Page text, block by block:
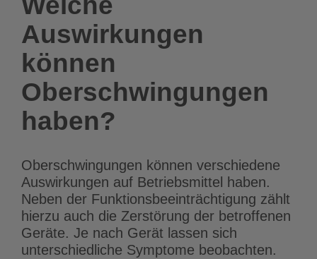
Auswirkungen
können
Oberschwingungen
haben?
Oberschwingungen können verschiedene
Auswirkungen auf Betriebsmittel haben.
Neben der Funktionsbeeinträchtigung zählt
hierzu auch die Zerstörung der betroffenen
Geräte. Je nach Gerät lassen sich
unterschiedliche Symptome beobachten.